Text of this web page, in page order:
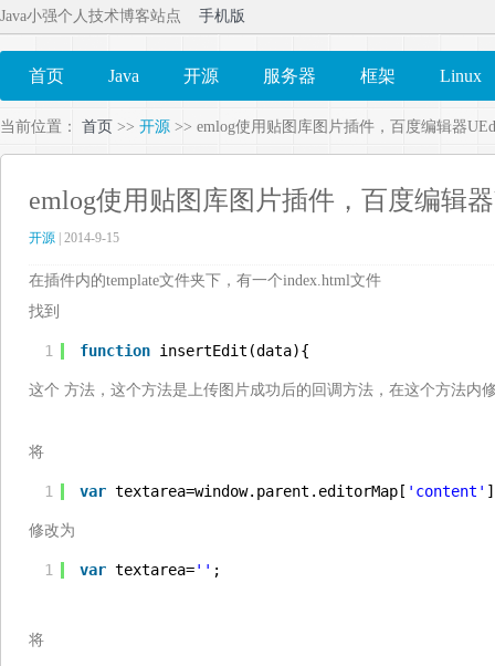
Java小强个人技术博客站点 手机版
首页 Java 开源 服务器 框架 Linux
当前位置： 首页 >> 开源 >> emlog使用贴图库图片插件，百度编辑器
emlog使用贴图库图片插件，百度编辑
开源 | 2014-9-15
在插件内的template文件夹下，有一个index.html文件
找到
1 function insertEdit(data){
这个 方法，这个方法是上传图片成功后的回调方法，在这个方法内
将
1 var textarea=window.parent.editorMap[ 'content'
修改为
1 var textarea='' ;
将